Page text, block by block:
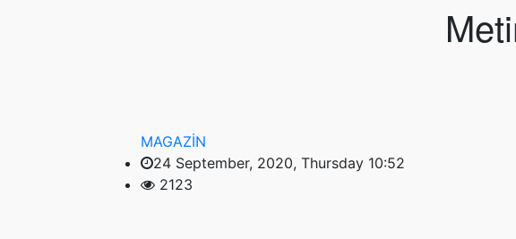
MAGAZİN
24 September, 2020, Thursday 10:52
2123